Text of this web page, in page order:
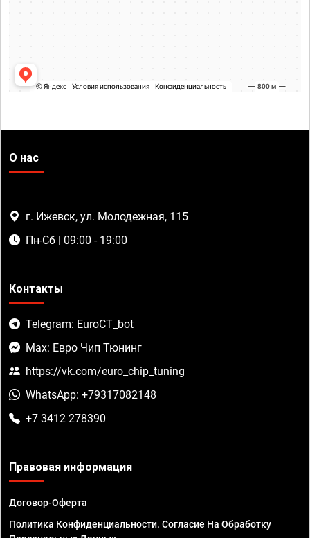
О нас
г. Ижевск, ул. Молодежная, 115
Пн-Сб | 09:00 - 19:00
Контакты
Telegram: EuroCT_bot
Max: Евро Чип Тюнинг
https://vk.com/euro_chip_tuning
WhatsApp: +79317082148
+7 3412 278390
Правовая информация
Договор-Оферта
Политика Конфиденциальности. Согласие На Обработку